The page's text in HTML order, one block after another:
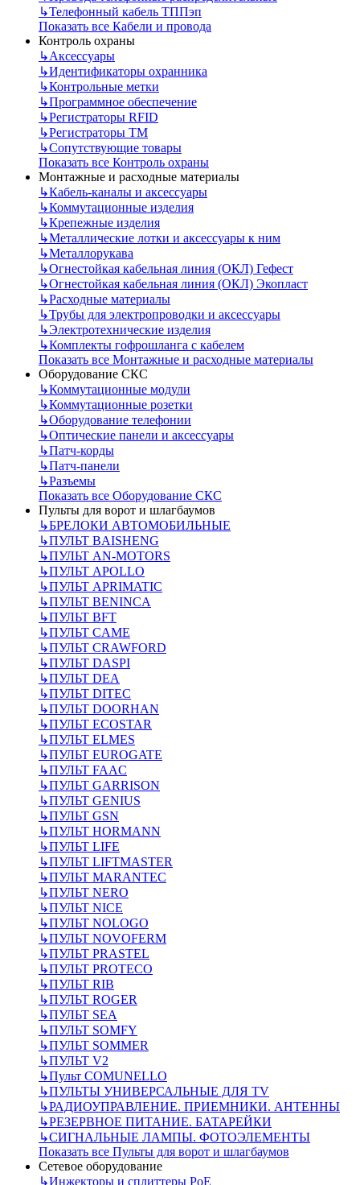
↳Телефонный кабель ТППэп
Показать все Кабели и провода
Контроль охраны
↳Аксессуары
↳Идентификаторы охранника
↳Контрольные метки
↳Программное обеспечение
↳Регистраторы RFID
↳Регистраторы ТМ
↳Сопутствующие товары
Показать все Контроль охраны
Монтажные и расходные материалы
↳Кабель-каналы и аксессуары
↳Коммутационные изделия
↳Крепежные изделия
↳Металлические лотки и аксессуары к ним
↳Металлорукава
↳Огнестойкая кабельная линия (ОКЛ) Гефест
↳Огнестойкая кабельная линия (ОКЛ) Экопласт
↳Расходные материалы
↳Трубы для электропроводки и аксессуары
↳Электротехнические изделия
↳Комплекты гофрошланга с кабелем
Показать все Монтажные и расходные материалы
Оборудование СКС
↳Коммутационные модули
↳Коммутационные розетки
↳Оборудование телефонии
↳Оптические панели и аксессуары
↳Патч-корды
↳Патч-панели
↳Разъемы
Показать все Оборудование СКС
Пульты для ворот и шлагбаумов
↳БРЕЛОКИ АВТОМОБИЛЬНЫЕ
↳ПУЛЬТ BAISHENG
↳ПУЛЬТ AN-MOTORS
↳ПУЛЬТ APOLLO
↳ПУЛЬТ APRIMATIC
↳ПУЛЬТ BENINCA
↳ПУЛЬТ BFT
↳ПУЛЬТ CAME
↳ПУЛЬТ CRAWFORD
↳ПУЛЬТ DASPI
↳ПУЛЬТ DEA
↳ПУЛЬТ DITEC
↳ПУЛЬТ DOORHAN
↳ПУЛЬТ ECOSTAR
↳ПУЛЬТ ELMES
↳ПУЛЬТ EUROGATE
↳ПУЛЬТ FAAC
↳ПУЛЬТ GARRISON
↳ПУЛЬТ GENIUS
↳ПУЛЬТ GSN
↳ПУЛЬТ HORMANN
↳ПУЛЬТ LIFE
↳ПУЛЬТ LIFTMASTER
↳ПУЛЬТ MARANTEC
↳ПУЛЬТ NERO
↳ПУЛЬТ NICE
↳ПУЛЬТ NOLOGO
↳ПУЛЬТ NOVOFERM
↳ПУЛЬТ PRASTEL
↳ПУЛЬТ PROTECO
↳ПУЛЬТ RIB
↳ПУЛЬТ ROGER
↳ПУЛЬТ SEA
↳ПУЛЬТ SOMFY
↳ПУЛЬТ SOMMER
↳ПУЛЬТ V2
↳Пульт СOMUNELLO
↳ПУЛЬТЫ УНИВЕРСАЛЬНЫЕ ДЛЯ TV
↳РАДИОУПРАВЛЕНИЕ. ПРИЕМНИКИ. АНТЕННЫ
↳РЕЗЕРВНОЕ ПИТАНИЕ. БАТАРЕЙКИ
↳СИГНАЛЬНЫЕ ЛАМПЫ. ФОТОЭЛЕМЕНТЫ
Показать все Пульты для ворот и шлагбаумов
Сетевое оборудование
↳Инжекторы и сплиттеры РоЕ